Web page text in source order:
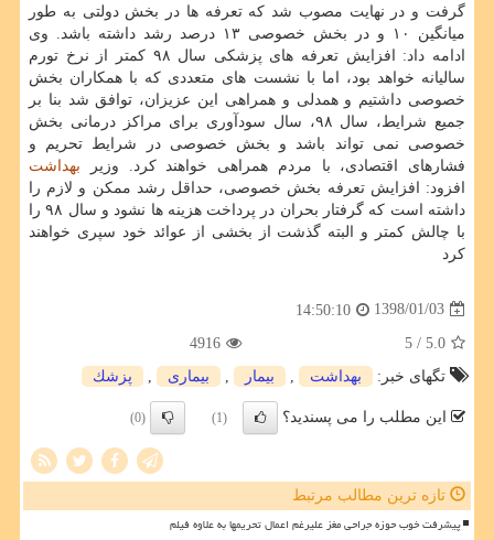
گرفت و در نهایت مصوب شد كه تعرفه ها در بخش دولتی به طور
میانگین ۱۰ و در بخش خصوصی ۱۳ درصد رشد داشته باشد. وی
ادامه داد: افزایش تعرفه های پزشكی سال ۹۸ كمتر از نرخ تورم
سالیانه خواهد بود، اما با نشست های متعددی كه با همكاران بخش
خصوصی داشتیم و همدلی و همراهی این عزیزان، توافق شد بنا بر
جمیع شرایط، سال ۹۸، سال سودآوری برای مراكز درمانی بخش
خصوصی نمی تواند باشد و بخش خصوصی در شرایط تحریم و
فشارهای اقتصادی، با مردم همراهی خواهند كرد. وزیر بهداشت
افزود: افزایش تعرفه بخش خصوصی، حداقل رشد ممكن و لازم را
داشته است كه گرفتار بحران در پرداخت هزینه ها نشود و سال ۹۸ را
با چالش كمتر و البته گذشت از بخشی از عوائد خود سپری خواهند
كرد
1398/01/03
14:50:10
5.0
/ 5
4916
تگهای خبر:
بهداشت بیمار بیماری پزشك
این مطلب را می پسندید؟ (1)
(0)
تازه ترین مطالب مرتبط
پیشرفت خوب حوزه جراحی مغز علیرغم اعمال تحریمها به علاوه فیلم